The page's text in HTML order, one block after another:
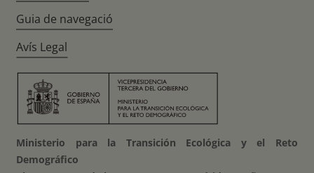
Guia de navegació
Avís Legal
Ministerio para la Transición Ecológica y el Reto
Demográfico